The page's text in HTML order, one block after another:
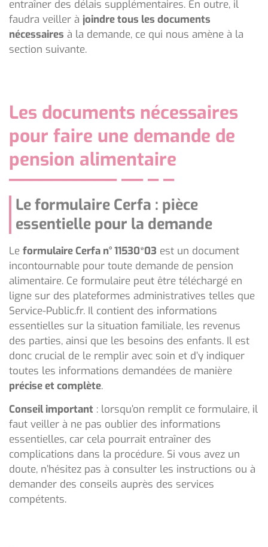
entraîner des délais supplémentaires. En outre, il
faudra veiller à joindre tous les documents
nécessaires à la demande, ce qui nous amène à la
section suivante.
Les documents nécessaires
pour faire une demande de
pension alimentaire
Le formulaire Cerfa : pièce
essentielle pour la demande
Le formulaire Cerfa n° 11530*03 est un document
incontournable pour toute demande de pension
alimentaire. Ce formulaire peut être téléchargé en
ligne sur des plateformes administratives telles que
Service-Public.fr. Il contient des informations
essentielles sur la situation familiale, les revenus
des parties, ainsi que les besoins des enfants. Il est
donc crucial de le remplir avec soin et d’y indiquer
toutes les informations demandées de manière
précise et complète.
Conseil important : lorsqu’on remplit ce formulaire, il
faut veiller à ne pas oublier des informations
essentielles, car cela pourrait entraîner des
complications dans la procédure. Si vous avez un
doute, n’hésitez pas à consulter les instructions ou à
demander des conseils auprès des services
compétents.